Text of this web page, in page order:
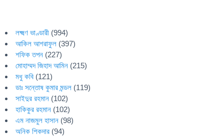
লক্ষ্মণ ভাণ্ডারী (994)
আকিল আশরাফুল (397)
শফিক তপন (227)
মোহাম্মদ জিহাদ আমিন (215)
মধু কবি (121)
ডাঃ সন্তোষ কুমার মন্ডল (119)
সাইদুর রহমান (102)
হাকিকুর রহমান (102)
এম নাজমুল হাসান (98)
অনিক শিকদার (94)